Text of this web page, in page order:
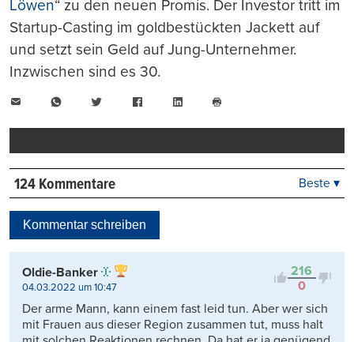
Löwen“ zu den neuen Promis. Der Investor tritt im
Startup-Casting im goldbestückten Jackett auf
und setzt sein Geld auf Jung-Unternehmer.
Inzwischen sind es 30.
WhatsAppTwitter FacebookLinkedIn
drucken
124 Kommentare
Kontrovers
Beste ▾
Kommentar schreiben
216
0
Oldie-Banker
04.03.2022 um 10:47
Der arme Mann, kann einem fast leid tun. Aber wer sich
mit Frauen aus dieser Region zusammen tut, muss halt